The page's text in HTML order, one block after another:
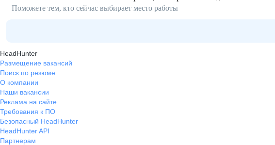
Поможете тем, кто сейчас выбирает место работы
HeadHunter
Размещение вакансий
Поиск по резюме
О компании
Наши вакансии
Реклама на сайте
Требования к ПО
Безопасный HeadHunter
HeadHunter API
Партнерам